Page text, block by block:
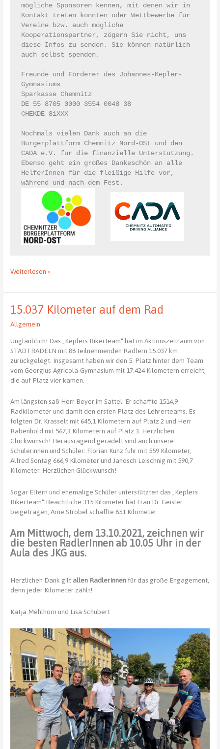
mögliche Sponsoren kennen, mit denen wir in
Kontakt treten könnten oder Wettbewerbe für
Vereine bzw. auch mögliche
Kooperationspartner, zögern Sie nicht, uns
diese Infos zu senden. Sie können natürlich
auch selbst spenden.
Freunde und Förderer des Johannes-Kepler-
Gymnasiums
Sparkasse Chemnitz
DE 55 8705 0000 3554 0048 38
CHEKDE 81XXX
Nochmals vielen Dank auch an die
Bürgerplattform Chemnitz Nord-OSt und den
CADA e.V. für die finanzielle Unterstützung.
Ebenso geht ein großes Dankeschön an alle
HelferInnen für die fleißige Hilfe vor,
Das
das
Keplerfest
mit
Alumni-
Treffen.
Wir
sagen
herzlich
DAAANKE!
Weiterlesen »
15.037 Kilometer auf dem Rad
Allgemein
Unglaublich! Das „Keplers Bikerteam“ hat im Aktionszeitraum von
STADTRADELN mit 88 teilnehmenden Radlern 15.037 km
zurückgelegt. Insgesamt haben wir den 5. Platz hinter dem Team
vom Georgius-Agricola-Gymnasium mit 17.424 Kilometern erreicht,
die auf Platz vier kamen.
Am längsten saß Herr Beyer im Sattel: Er schaffte 1514,9
Radkilometer und damit den ersten Platz des Lehrerteams. Es
folgten Dr. Krasselt mit 645,1 Kilometern auf Platz 2 und Herr
Rabenhold mit 567,3 Kilometern auf Platz 3. Herzlichen
Glückwunsch! Herausragend geradelt sind auch unsere
Schülerinnen und Schüler: Florian Kunz fuhr mit 559 Kilometer,
Alfred Sontag 666,9 Kilometer und Janosch Leischnig mit 590,7
Kilometer. Herzlichen Glückwunsch!
Sogar Eltern und ehemalige Schüler unterstützten das „Keplers
Bikerteam“ Beachtliche 315 Kilometer hat Frau Dr. Geisler
beigetragen, Arne Strobel schaffte 851 Kilometer.
Am Mittwoch, dem 13.10.2021, zeichnen wir
die besten RadlerInnen ab 10.05 Uhr in der
Aula des JKG aus.
Herzlichen Dank gilt allen RadlerInnen für das große Engagement,
denn jeder Kilometer zählt!
Katja Mehlhorn und Lisa Schubert